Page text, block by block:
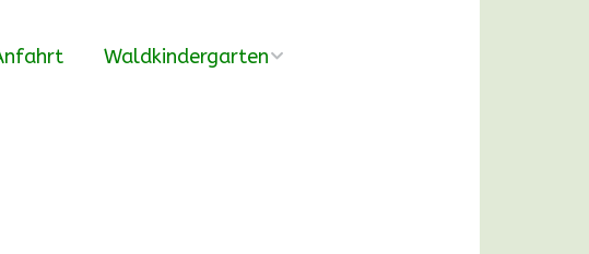
Waldkindergarten